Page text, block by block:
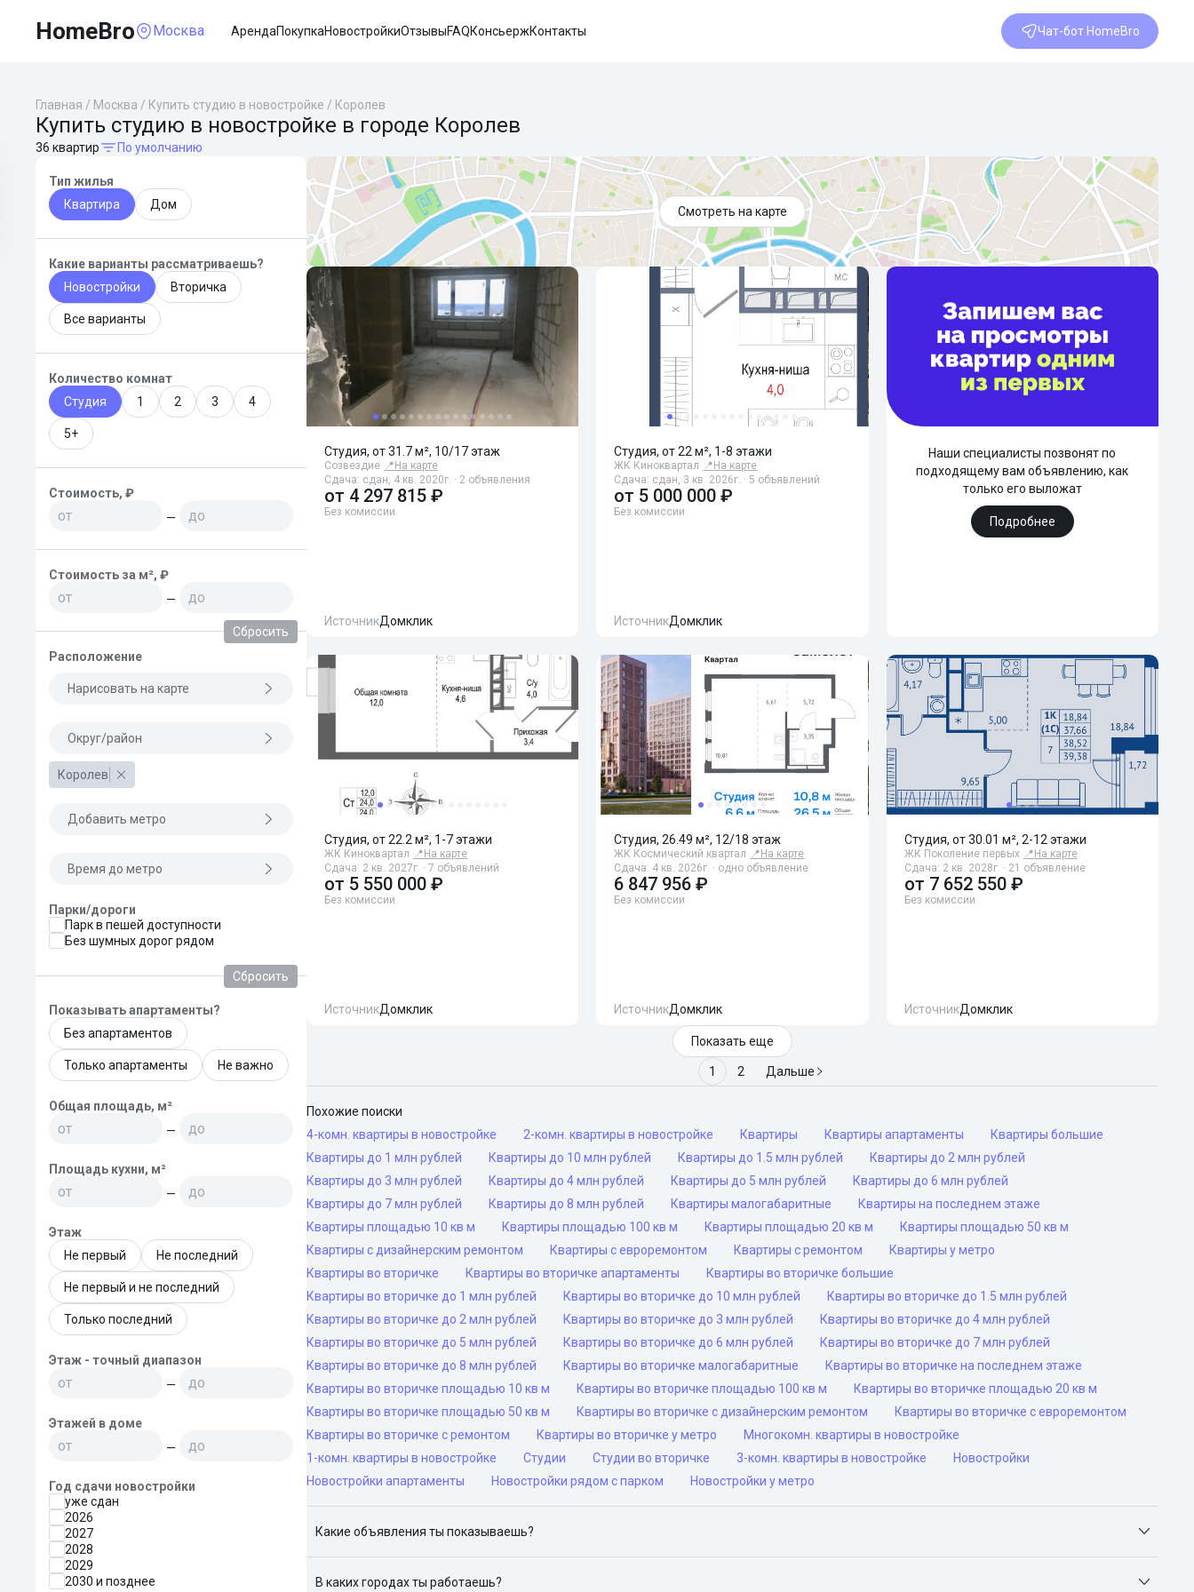
HomeBro Москва АрендаПокупкаНовостройкиОтзывыFAQКонсьержКонтакты Чат-бот HomeBro
Главная / Москва / Купить студию в новостройке / Королев
Купить студию в новостройке в городе Королев
36 квартир По умолчанию
Тип жилья
Квартира
Дом
Какие варианты рассматриваешь?
Новостройки
Вторичка
Все варианты
Количество комнат
Студия
1 2 3 4
5+
Стоимость, ₽
—
Стоимость за м², ₽
—
Сбросить
Расположение
Нарисовать на карте
Округ/район
Королев
Добавить метро
Время до метро
Парки/дороги
Парк в пешей доступности
Без шумных дорог рядом
Сбросить
Показывать апартаменты?
Без апартаментов
Только апартаменты Не важно
Общая площадь, м²
—
Площадь кухни, м²
—
Этаж
Не первый
Не последний
Не первый и не последний
Только последний
Этаж - точный диапазон
—
Этажей в доме
—
Год сдачи новостройки
уже сдан
2026
2027
2028
2029
2030 и позднее
Смотреть на карте
Студия, от 31.7 м², 10/17 этаж
Созвездие 📍 На карте
Сдача: сдан, 4 кв. 2020г. · 2 объявления
от 4 297 815 ₽
Без комиссии
ИсточникДомклик
Студия, от 22 м², 1-8 этажи
ЖК Киноквартал 📍 На карте
Сдача: сдан, 3 кв. 2026г. · 5 объявлений
от 5 000 000 ₽
Без комиссии
ИсточникДомклик
Наши специалисты позвонят по
подходящему вам объявлению, как
только его выложат
Подробнее
Студия, от 22.2 м², 1-7 этажи
ЖК Киноквартал 📍 На карте
Сдача: 2 кв. 2027г. · 7 объявлений
от 5 550 000 ₽
Без комиссии
ИсточникДомклик
Студия, 26.49 м², 12/18 этаж
ЖК Космический квартал 📍 На карте
Сдача: 4 кв. 2026г. · одно объявление
6 847 956 ₽
Без комиссии
ИсточникДомклик
Студия, от 30.01 м², 2-12 этажи
ЖК Поколение первых 📍 На карте
Сдача: 2 кв. 2028г. · 21 объявление
от 7 652 550 ₽
Без комиссии
ИсточникДомклик
Показать еще
1 2 Дальше
Похожие поиски
4-комн. квартиры в новостройке
2-комн. квартиры в новостройке Квартиры Квартиры апартаменты
Квартиры большие
Квартиры до 1 млн рублей
Квартиры до 10 млн рублей Квартиры до 1.5 млн рублей
Квартиры до 2 млн рублей
Квартиры до 3 млн рублей
Квартиры до 4 млн рублей Квартиры до 5 млн рублей
Квартиры до 6 млн рублей
Квартиры до 7 млн рублей
Квартиры до 8 млн рублей Квартиры малогабаритные
Квартиры на последнем этаже
Квартиры площадью 10 кв м
Квартиры площадью 100 кв м Квартиры площадью 20 кв м
Квартиры площадью 50 кв м
Квартиры с дизайнерским ремонтом
Квартиры с евроремонтом Квартиры с ремонтом
Квартиры у метро
Квартиры во вторичке
Квартиры во вторичке апартаменты
Квартиры во вторичке большие
Квартиры во вторичке до 1 млн рублей
Квартиры во вторичке до 10 млн рублей
Квартиры во вторичке до 1.5 млн рублей
Квартиры во вторичке до 2 млн рублей
Квартиры во вторичке до 3 млн рублей
Квартиры во вторичке до 4 млн рублей
Квартиры во вторичке до 5 млн рублей
Квартиры во вторичке до 6 млн рублей
Квартиры во вторичке до 7 млн рублей
Квартиры во вторичке до 8 млн рублей
Квартиры во вторичке малогабаритные
Квартиры во вторичке на последнем этаже
Квартиры во вторичке площадью 10 кв м
Квартиры во вторичке площадью 100 кв м
Квартиры во вторичке площадью 20 кв м
Квартиры во вторичке площадью 50 кв м
Квартиры во вторичке с дизайнерским ремонтом
Квартиры во вторичке с евроремонтом
Квартиры во вторичке с ремонтом
Квартиры во вторичке у метро
Многокомн. квартиры в новостройке
1-комн. квартиры в новостройке
Студии Студии во вторичке 3-комн. квартиры в новостройке
Новостройки
Новостройки апартаменты
Новостройки рядом с парком Новостройки у метро
Какие объявления ты показываешь?
В каких городах ты работаешь?